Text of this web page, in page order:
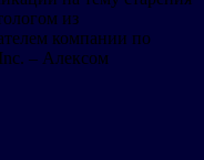
из
компании по
– Алексом